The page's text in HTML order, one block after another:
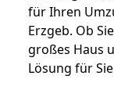
für Ihren
Erzgeb. Ob
großes Haus
Lösung für